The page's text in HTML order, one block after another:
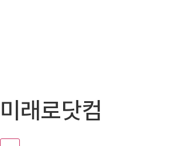
텐
로
미래로닷컴